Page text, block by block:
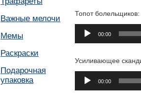
Важные мелочи
Мемы
Раскраски
Подарочная
упаковка
Топот болельщиков:
Аудиоплеер
00:00
Усиливающее
Аудиоплеер
00:00